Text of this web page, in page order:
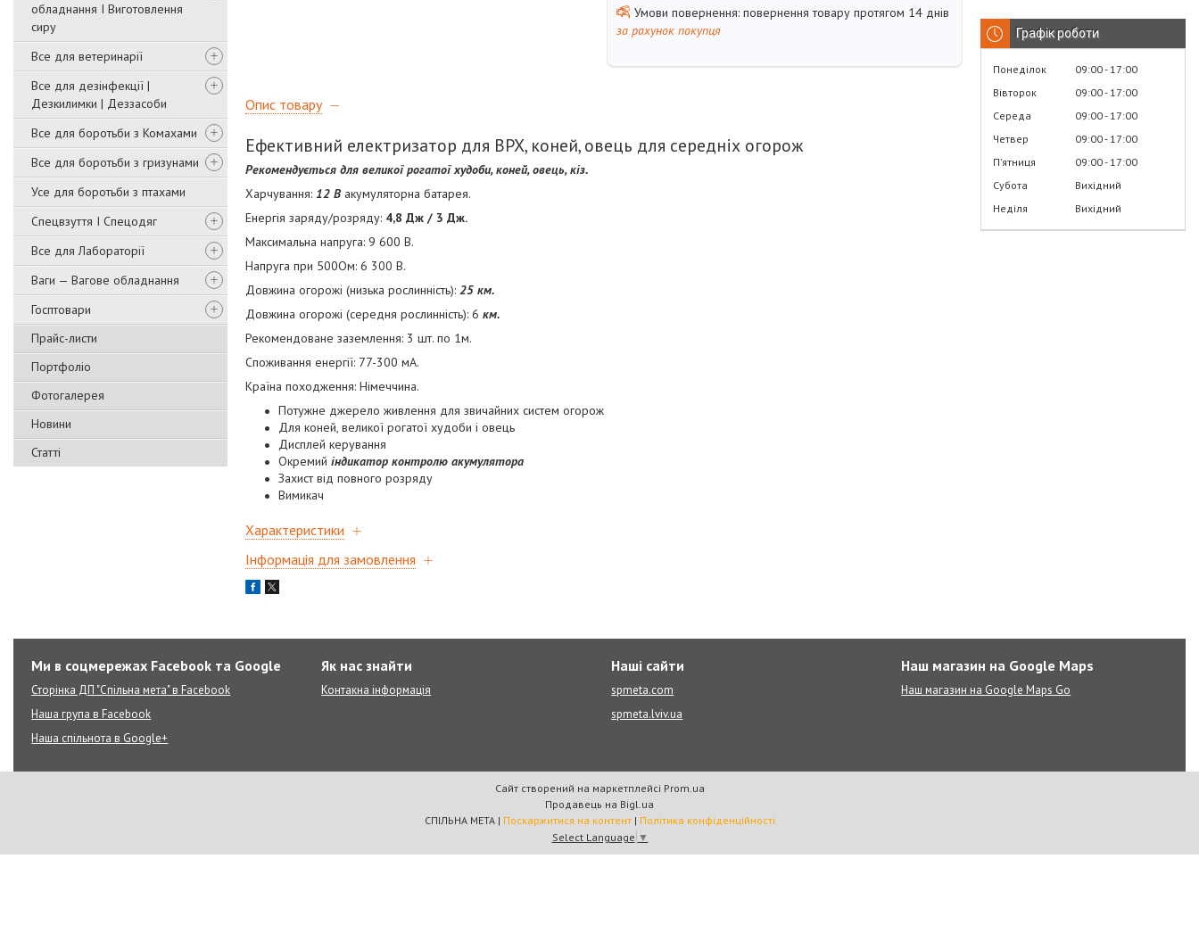
обладнання І Виготовлення
сиру
Все для ветеринарії
Все для дезінфекції |
Дезкилимки | Деззасоби
Все для боротьби з Комахами
Все для боротьби з гризунами
Усе для боротьби з птахами
Спецвзуття І Спецодяг
Все для Лабораторії
Ваги — Вагове обладнання
Госптовари
Прайс-листи
Портфоліо
Фотогалерея
Новини
Статті
повернення товару протягом 14 днів
за рахунок покупця
Опис товару
Ефективний електризатор для ВРХ, коней, овець для середніх огорож
Рекомендується для великої рогатої худоби, коней, овець, кіз.
Харчування: 12 В акумуляторна батарея.
Енергія заряду/розряду: 4,8 Дж / 3 Дж.
Максимальна напруга: 9 600 В.
Напруга при 500Ом: 6 300 В.
Довжина огорожі (низька рослинність): 25 км.
Довжина огорожі (середня рослинність): 6 км.
Рекомендоване заземлення: 3 шт. по 1м.
Споживання енергії: 77-300 мА.
Країна походження: Німеччина.
Потужне джерело живлення для звичайних систем огорож
Для коней, великої рогатої худоби і овець
Дисплей керування
Окремий індикатор контролю акумулятора
Захист від повного розряду
Вимикач
Характеристики
Інформація для замовлення
Графік роботи
Понеділок 09:00 17:00
Вівторок
09:00 17:00
Середа
09:00 17:00
Четвер
09:00 17:00
Пʼятниця
09:00 17:00
Субота
Вихідний
Неділя
Вихідний
Ми в соцмережах Facebook та Google
Сторінка ДП "Спільна мета" в Facebook
Наша група в Facebook
Наша спільнота в Google+
Як нас знайти
Контакна інформація
Наші сайти
spmeta.com
spmeta.lviv.ua
Наш магазин на Google Maps
Наш магазин на Google Maps Go
Сайт створений на маркетплейсі Prom.ua
Продавець на Bigl.ua
СПІЛЬНА МЕТА | Поскаржитися на контент | Політика конфіденційності
Select Language ▼